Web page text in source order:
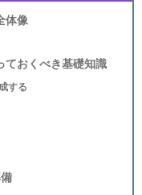
体像
ておくべき基礎知識
する